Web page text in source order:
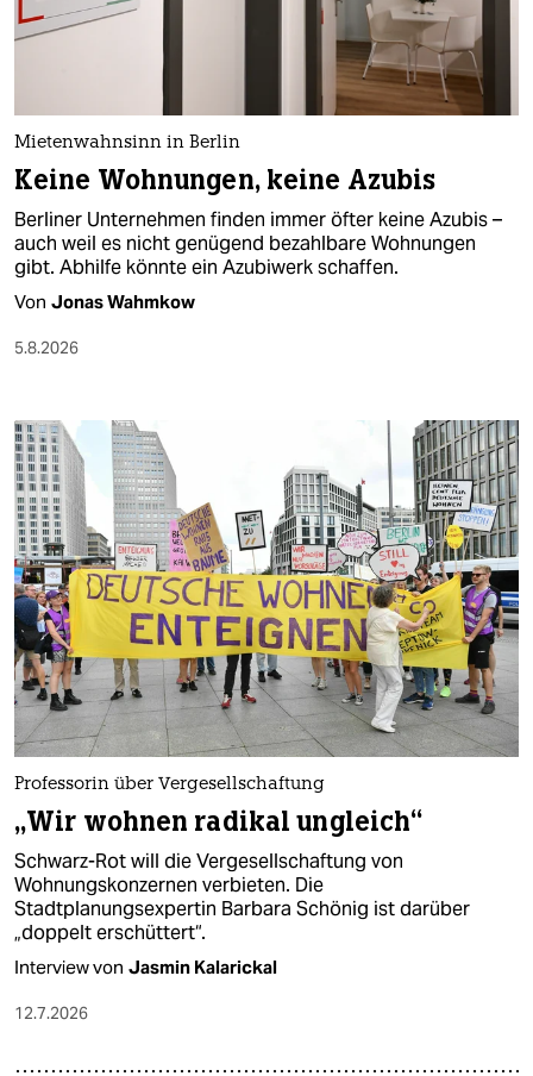
wahrheit
verlag
verlag
veranstaltungen
shop
fragen & hilfe
abo
genossenschaft
epaper login
Mietenwahnsinn in Berlin
Keine Wohnungen, keine Azubis
Berliner Unternehmen finden immer öfter keine Azubis –
auch weil es nicht genügend bezahlbare Wohnungen
gibt. Abhilfe könnte ein Azubiwerk schaffen.
Von Jonas Wahmkow
5.8.2026
Professorin über Vergesellschaftung
„Wir wohnen radikal ungleich“
Schwarz-Rot will die Vergesellschaftung von
Wohnungskonzernen verbieten. Die
Stadtplanungsexpertin Barbara Schönig ist darüber
„doppelt erschüttert“.
Interview von Jasmin Kalarickal
12.7.2026